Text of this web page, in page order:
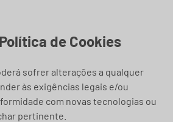
de Cookies
sofrer alterações a qualquer
às exigências legais e/ou
com novas tecnologias ou
pertinente.